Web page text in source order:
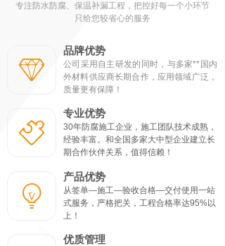
品牌优势
从签单—施工—验收合格—交付使用一站
式服务，严格把关，工程合格率达95%以
上！
优质管理
专注防水防腐、保温补漏工程，把控好每一个小环节
只给您较省心的服务
公司采用自主研发的同时，与多家**国内
外材料供应商长期合作，应用领域广泛，
质量更有保障！
专业优势
产品优势
30年防腐施工企业，施工团队技术成熟，
经验丰富。和全国多家大中型企业建立长
期合作伙伴关系，值得信赖！